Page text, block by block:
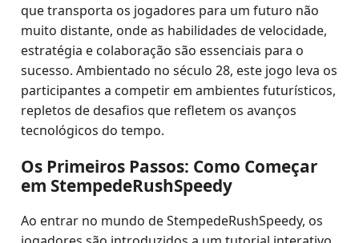
que transporta os jogadores para um futuro não
muito distante, onde as habilidades de velocidade,
estratégia e colaboração são essenciais para o
sucesso. Ambientado no século 28, este jogo leva os
participantes a competir em ambientes futurísticos,
repletos de desafios que refletem os avanços
tecnológicos do tempo.
Os Primeiros Passos: Como Começar
em StempedeRushSpeedy
Ao entrar no mundo de StempedeRushSpeedy, os